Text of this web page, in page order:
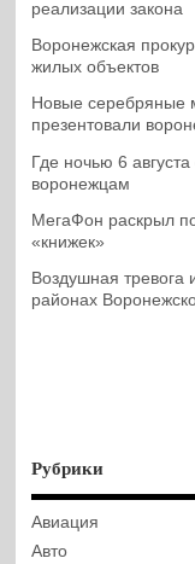
реализации закона
Воронежская
жилых объектов
Новые серебряные
презентовали
Где ночью 6
воронежцам
МегаФон раскрыл
«книжек»
Воздушная тревога
районах
Рубрики
Авиация
Авто